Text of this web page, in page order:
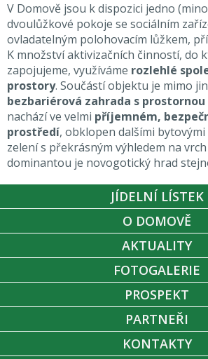
V Domově jsou k dispozici jedno
dvoulůžkové pokoje se sociálním
ovladatelným polohovacím lůžkem,
K množství aktivizačních činností, do
zapojujeme, využíváme rozlehlé
prostory. Součástí objektu je mimo
bezbariérová zahrada s
nachází ve velmi příjemném,
prostředí, obklopen dalšími
zelení s překrásným výhledem na
dominantou je novogotický hrad
JÍDELNÍ LÍSTEK
O DOMOVĚ
AKTUALITY
FOTOGALERIE
PROSPEKT
PARTNEŘI
KONTAKTY